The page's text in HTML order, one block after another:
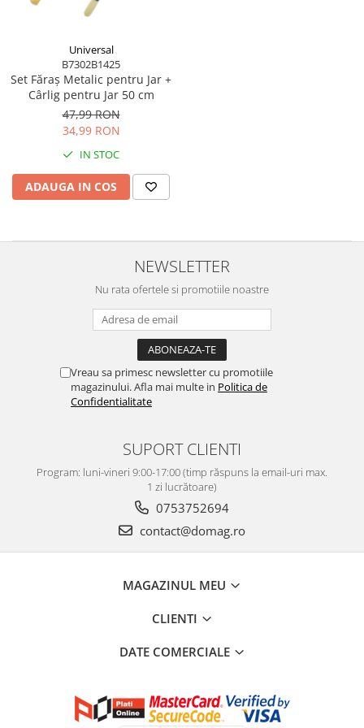
Mașini de șlefuit
Măști de sudură
Nivele cu bulă
Nivelă laser
Picamere
Drujbă
Accesorii pentru drujbă
Echipamente de protecție
Foarfece tablă
Foarfeci Grădină
Grătare Electrice
Mașină de tocat carne
Pistol pentru vopsit
Presostate/Regulatoare de
Prelate și Folii de Protecție
Accesorii scule electrice
Fierastrau sabie
Fierăstrău circular
Universal
B7302B1425
Set Făraș Metalic pentru Jar +
Cârlig pentru Jar 50 cm
47,99 RON
34,99 RON
IN STOC
ADAUGA IN COS
NEWSLETTER
Nu rata ofertele si promotiile noastre
Vreau sa primesc newsletter cu promotiile
magazinului. Afla mai multe in Politica de
Confidentialitate
SUPORT CLIENTI
Program: luni-vineri 9:00-17:00 (timp răspuns la email-uri max.
1 zi lucrătoare)
0753752694
contact@domag.ro
MAGAZINUL MEU
CLIENTI
DATE COMERCIALE